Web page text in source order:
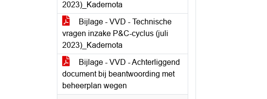
2023)_Kadernota
Bijlage - VVD - Technische
vragen inzake P&C-cyclus (juli
2023)_Kadernota
Bijlage - VVD - Achterliggend
document bij beantwoording met
beheerplan wegen